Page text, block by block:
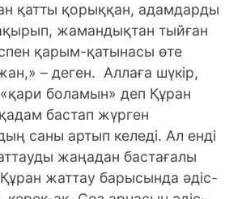
қатты қорыққан, адамдарды
жамандықтан тыйған
қарым-қатынасы өте
– деген. Аллаға шүкір,
«қари боламын» деп Құран
бастап жүрген
саны артып келеді. Ал енді
жаңадан бастағалы
жаттау барысында әдіс-